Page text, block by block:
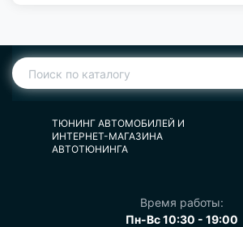
ТЮНИНГ АВТОМОБИЛЕЙ И
ИНТЕРНЕТ-МАГАЗИНА
АВТОТЮНИНГА
Время работы:
Пн-Вс 10:30 - 19:00